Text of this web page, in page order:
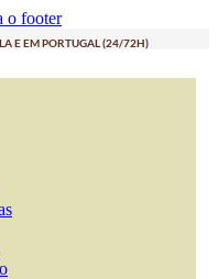
o footer
E EM PORTUGAL (24/72H)